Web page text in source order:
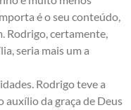
é o seu conteúdo,
Rodrigo, certamente,
seria mais um a
Rodrigo teve a
auxílio da graça de Deus